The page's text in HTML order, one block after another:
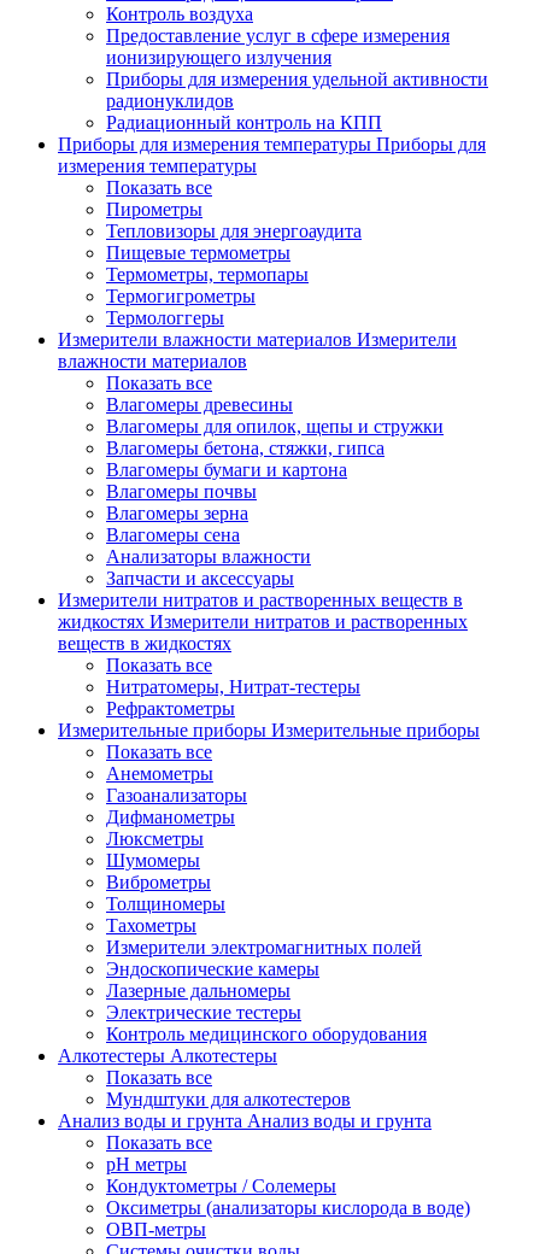
Контроль воздуха
Предоставление услуг в сфере измерения
ионизирующего излучения
Приборы для измерения удельной активности
радионуклидов
Радиационный контроль на КПП
Приборы для измерения температуры Приборы для
измерения температуры
Показать все
Пирометры
Тепловизоры для энергоаудита
Пищевые термометры
Термометры, термопары
Термогигрометры
Термологгеры
Измерители влажности материалов Измерители
влажности материалов
Показать все
Влагомеры древесины
Влагомеры для опилок, щепы и стружки
Влагомеры бетона, стяжки, гипса
Влагомеры бумаги и картона
Влагомеры почвы
Влагомеры зерна
Влагомеры сена
Анализаторы влажности
Запчасти и аксессуары
Измерители нитратов и растворенных веществ в
жидкостях Измерители нитратов и растворенных
веществ в жидкостях
Показать все
Нитратомеры, Нитрат-тестеры
Рефрактометры
Измерительные приборы Измерительные приборы
Показать все
Анемометры
Газоанализаторы
Дифманометры
Люксметры
Шумомеры
Виброметры
Толщиномеры
Тахометры
Измерители электромагнитных полей
Эндоскопические камеры
Лазерные дальномеры
Электрические тестеры
Контроль медицинского оборудования
Алкотестеры Алкотестеры
Показать все
Мундштуки для алкотестеров
Анализ воды и грунта Анализ воды и грунта
Показать все
pH метры
Кондуктометры / Солемеры
Оксиметры (анализаторы кислорода в воде)
ОВП-метры